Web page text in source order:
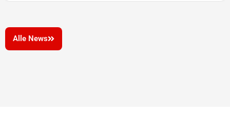
Alle News